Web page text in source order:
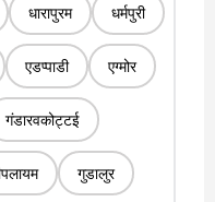
धारापुरम धर्मपुरी
एडप्पाडी एग्मोर
गंडारवकोट्टई
गुडालुर